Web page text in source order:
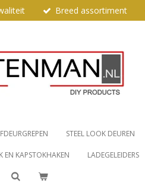
Breed assortiment
STEEL LOOK DEUREN
EN KAPSTOKHAKEN LADEGELEIDERS